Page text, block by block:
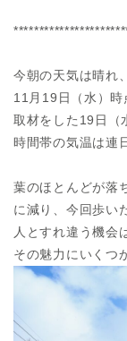
今朝の天気は晴れ
11月19日（水）時
取材をした19日（
時間帯の気温は連
葉のほとんどが落
に減り、今回歩い
人とすれ違う機会
その魅力にいくつ